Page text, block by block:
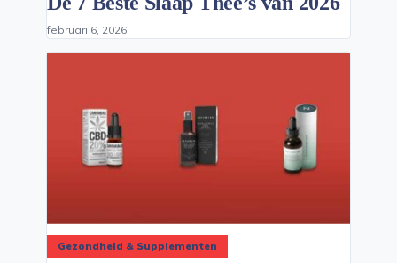
februari 6, 2026
Gezondheid & Supplementen